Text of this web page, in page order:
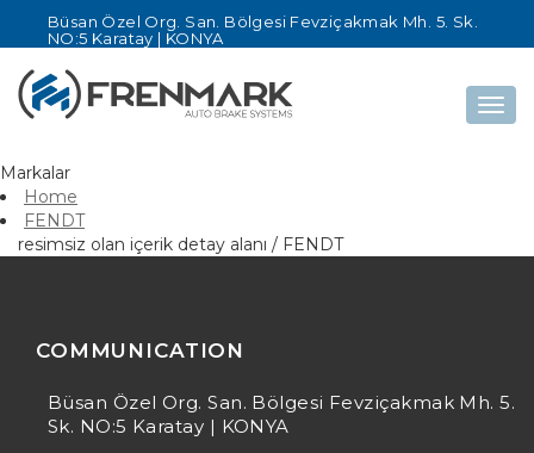
Büsan Özel Org. San. Bölgesi Fevziçakmak Mh. 5. Sk.
NO:5 Karatay | KONYA
Markalar
Home
FENDT
resimsiz olan içerik detay alanı / FENDT
COMMUNICATION
Büsan Özel Org. San. Bölgesi Fevziçakmak Mh. 5.
Sk. NO:5 Karatay | KONYA